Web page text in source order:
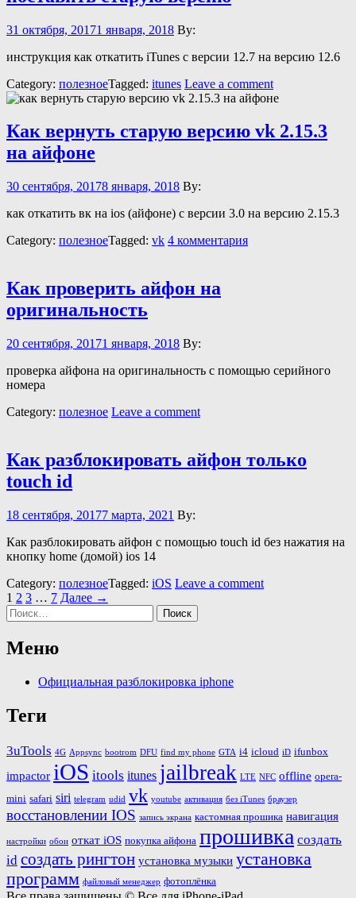
31 октября, 20171 января, 2018 By:
инструкция как откатить iTunes с версии 12.7 на версию 12.6
Category: полезноеTagged: itunes Leave a comment
Как вернуть старую версию vk 2.15.3
на айфоне
30 сентября, 20178 января, 2018 By:
как откатить вк на ios (айфоне) с версии 3.0 на версию 2.15.3
Category: полезноеTagged: vk 4 комментария
Как проверить айфон на
оригинальность
20 сентября, 20171 января, 2018 By:
проверка айфона на оригинальность с помощью серийного
номера
Category: полезное Leave a comment
Как разблокировать айфон только
touch id
18 сентября, 20177 марта, 2021 By:
Как разблокировать айфон с помощью touch id без нажатия на
кнопку home (домой) ios 14
Category: полезноеTagged: iOS Leave a comment
1 2 3 … 7 Далее →
Найти:
Меню
Официальная разблокировка iphone
Теги
3uTools 4G Appsync bootrom DFU find my phone GTA i4 icloud iD ifunbox
impactor iOS itools itunes jailbreak LTE NFC offline opera-
mini safari siri telegram udid vk youtube активация без iTunes браузер
восстановлении IOS запись экрана кастомная прошика навигация
настройки обои откат iOS покупка айфона прошивка создать
id создать рингтон установка музыки установка
программ файловый менеджер фотоплёнка